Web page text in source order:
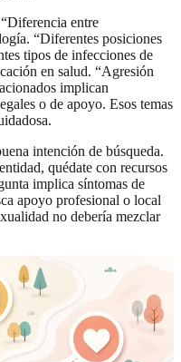
entre
“Diferentes posiciones
tipos de infecciones de
en salud. “Agresión
implican
o de apoyo. Esos temas
intención de búsqueda.
quédate con recursos
implica síntomas de
apoyo profesional o local
no debería mezclar